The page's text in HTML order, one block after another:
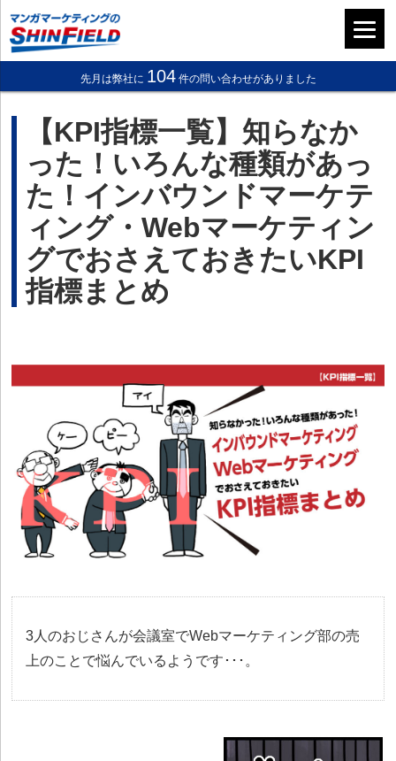
先月は弊社に 104件の問い合わせがありました
【KPI指標一覧】知らなか
った！いろんな種類があっ
た！インバウンドマーケテ
ィング・Webマーケティン
グでおさえておきたいKPI
指標まとめ
3人のおじさんが会議室でWebマーケティング部の売
上のことで悩んでいるようです･･･。